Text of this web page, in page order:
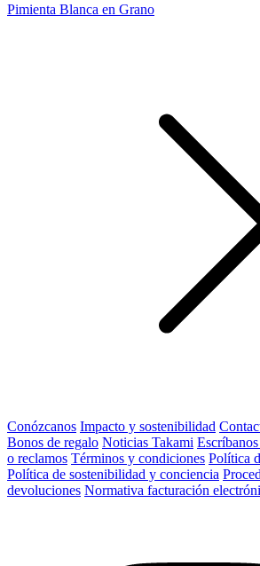
Pimienta Blanca en Grano
Conózcanos Impacto y sostenibilidad
Bonos de regalo Noticias Takami
o reclamos Términos y condiciones Política
Política de sostenibilidad y conciencia
devoluciones Normativa facturación